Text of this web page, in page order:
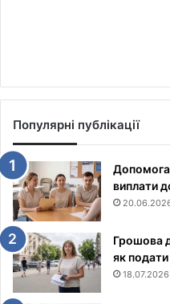
Популярні публікації
виплати
Грошова
як
18.07.2026